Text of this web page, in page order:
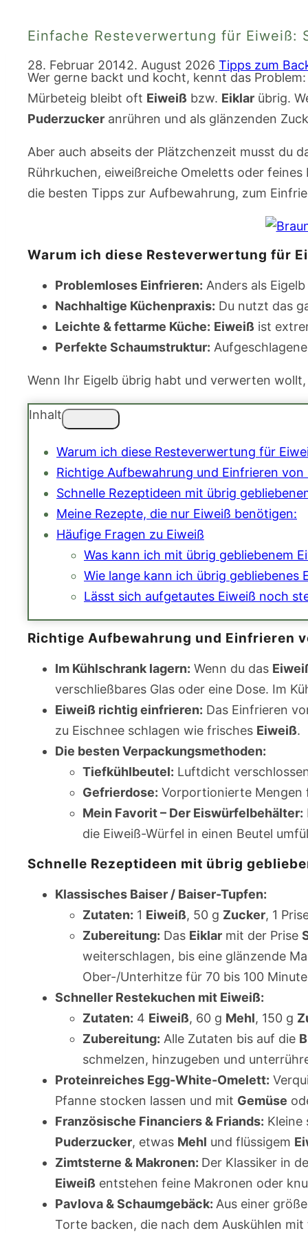
Einfache Resteverwertung für Eiweiß:
28. Februar 20142. August 2026 Tipps zum
Wer gerne backt und kocht, kennt das
Mürbeteig bleibt oft Eiweiß bzw. Eiklar übrig.
Puderzucker anrühren und als glänzenden
Aber auch abseits der Plätzchenzeit musst du
Rührkuchen, eiweißreiche Omeletts oder
die besten Tipps zur Aufbewahrung, zum
Warum ich diese Resteverwertung für
Problemloses Einfrieren: Anders als
Nachhaltige Küchenpraxis: Du nutzt das
Leichte & fettarme Küche: Eiweiß ist
Perfekte Schaumstruktur:
Wenn Ihr Eigelb übrig habt und verwerten
Inhalt
Warum ich diese Resteverwertung für
Richtige Aufbewahrung und Einfrieren von
Schnelle Rezeptideen mit übrig
Meine Rezepte, die nur Eiweiß benötigen:
Häufige Fragen zu Eiweiß
Was kann ich mit übrig gebliebenem
Wie lange kann ich übrig gebliebenes
Lässt sich aufgetautes Eiweiß noch
Richtige Aufbewahrung und Einfrieren
Im Kühlschrank lagern: Wenn du das
verschließbares Glas oder eine Dose. Im
Eiweiß richtig einfrieren: Das Einfrieren
zu Eischnee schlagen wie frisches Eiweiß.
Die besten Verpackungsmethoden:
Tiefkühlbeutel: Luftdicht
Gefrierdose: Vorportionierte Mengen
Mein Favorit – Der Eiswürfelbehälter:
die Eiweiß-Würfel in einen Beutel
Schnelle Rezeptideen mit übrig
Klassisches Baiser / Baiser-Tupfen:
Zutaten: 1 Eiweiß, 50 g Zucker, 1
Zubereitung: Das Eiklar mit der Prise
weiterschlagen, bis eine glänzende
Ober-/Unterhitze für 70 bis 100
Schneller Restekuchen mit Eiweiß:
Zutaten: 4 Eiweiß, 60 g Mehl, 150 g
Zubereitung: Alle Zutaten bis auf die
schmelzen, hinzugeben und
Proteinreiches Egg-White-Omelett:
Pfanne stocken lassen und mit Gemüse
Französische Financiers & Friands: Kleine
Puderzucker, etwas Mehl und flüssigem
Zimtsterne & Makronen: Der Klassiker in
Eiweiß entstehen feine Makronen oder
Pavlova & Schaumgebäck: Aus einer
Torte backen, die nach dem Auskühlen